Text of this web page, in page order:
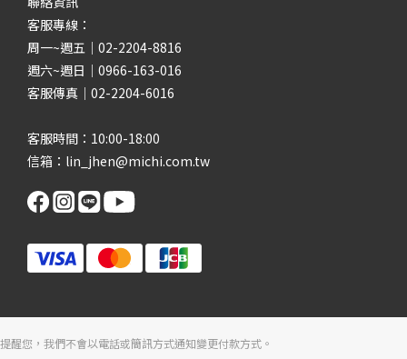
客服專線：
周一~週五｜02-2204-8816
週六~週日｜0966-163-016
客服傳真｜02-2204-6016
客服時間：10:00-18:00
信箱：lin_jhen@michi.com.tw
提醒您，我們不會以電話或簡訊方式通知變更付款方式。